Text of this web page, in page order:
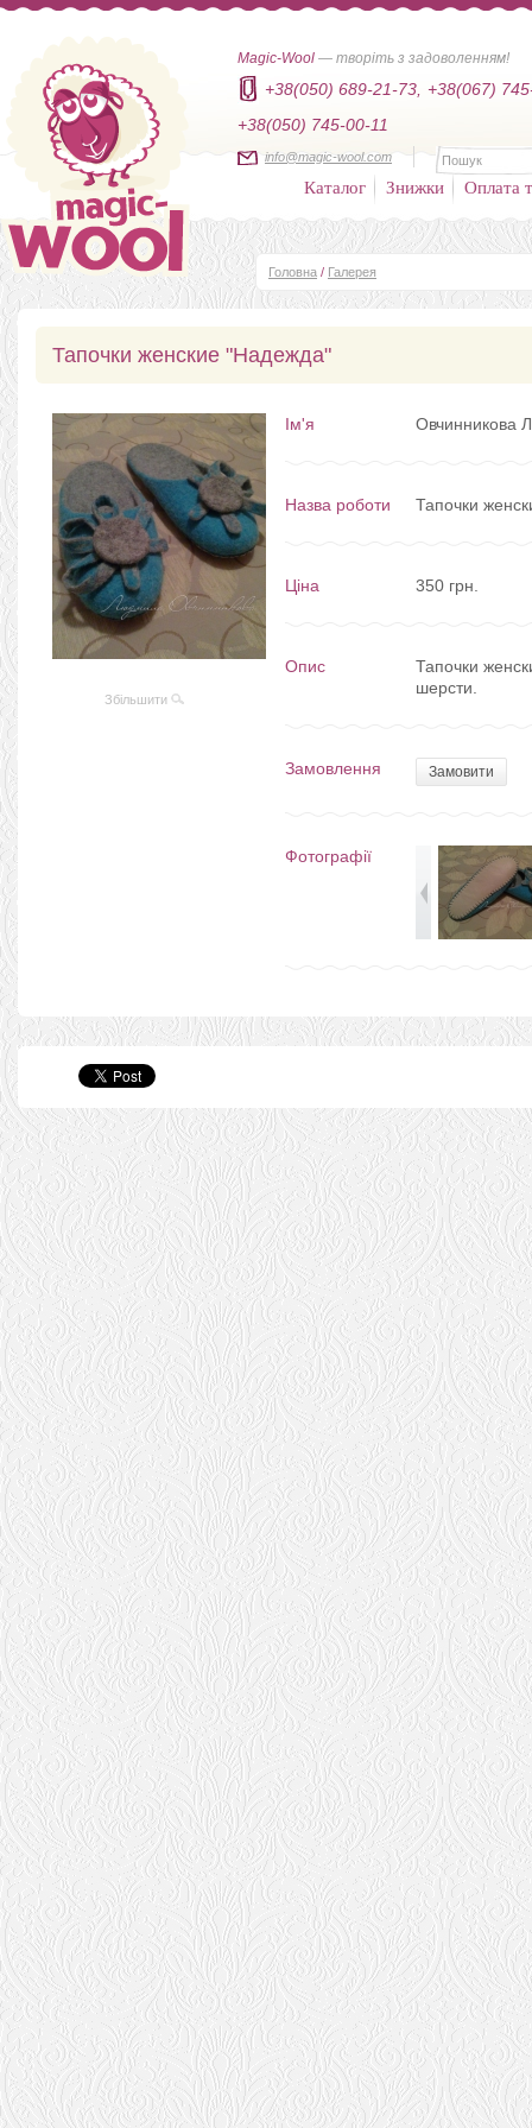
Magic-Wool — творіть з задоволенням!
+38(050) 689-21-73,
+38(067)
+38(050) 745-00-11
info@magic-wool.com
Каталог Знижки Оплата
Головна / Галерея
Тапочки женские "Надежда"
Збільшити
Ім'я Овчинникова
Назва роботи Тапочки
Ціна 350 грн.
Опис
Тапочки
шерсти.
Замовлення Замовити
Фотографії